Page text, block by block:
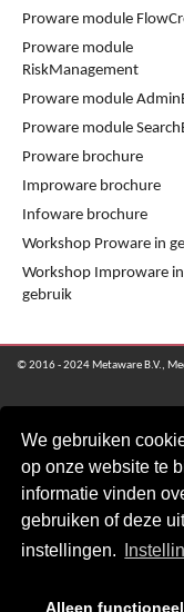
We gebruiken
op onze website te
informatie vinden
gebruiken of deze
instellingen.
Alleen functioneel
Proware module
Proware module
RiskManagement
Proware module
Proware module
Proware brochure
Improware brochure
Infoware brochure
Workshop Proware in
Workshop Improware in
gebruik
© 2016 - 2024 Metaware B.V.,